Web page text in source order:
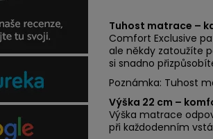
Tuhost matrace –
Comfort Exclusive
ale někdy zatoužíte
si snadno
Poznámka: Tuhost
Výška 22 cm –
Výška matrace
při každodenním